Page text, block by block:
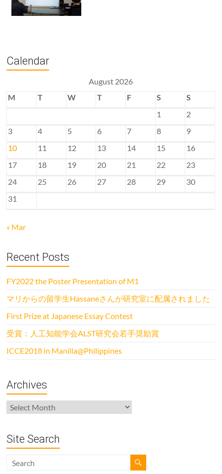
Calendar
August 2026
M
T W T F S
S
1
2
3
4 5 6 7 8
9
10
11 12 13 14 15
16
17
18 19 20 21 22
23
24
25 26 27 28 29
30
31
« Mar
Recent Posts
FY2022 the Poster Presentation of M1
マリからの留学生Hassaneさんが研究室に配属されました
First Prize at Japanese Essay Contest
受賞：人工知能学会ALST研究会若手奨励賞
ICCE2018 in Manilla@Philippines
Archives
Archives
Site Search